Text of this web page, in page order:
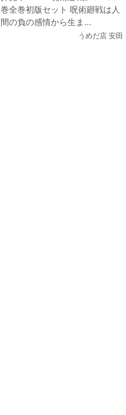
『呪術廻戦』0～30巻全巻初版
セット
巻全巻初版セット 呪術廻戦は人
間の負の感情から生ま...
うめだ店 安田